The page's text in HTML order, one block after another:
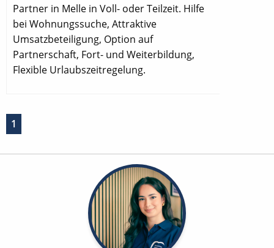
Partner in Melle in Voll- oder Teilzeit. Hilfe
bei Wohnungssuche, Attraktive
Umsatzbeteiligung, Option auf
Partnerschaft, Fort- und Weiterbildung,
Flexible Urlaubszeitregelung.
1